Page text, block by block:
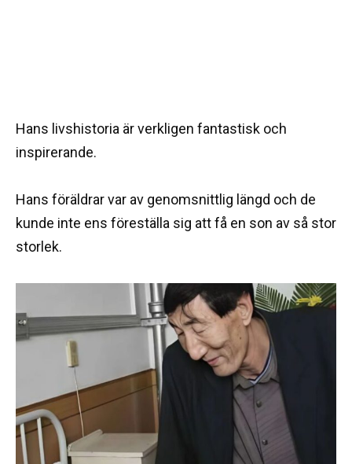
Hans livshistoria är verkligen fantastisk och
inspirerande.
Hans föräldrar var av genomsnittlig längd och de
kunde inte ens föreställa sig att få en son av så stor
storlek.